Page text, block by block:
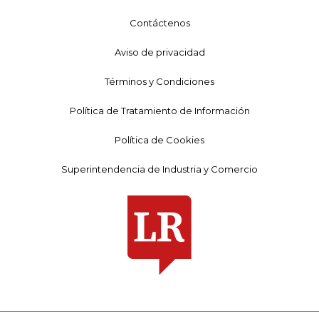
Contáctenos
Aviso de privacidad
Términos y Condiciones
Política de Tratamiento de Información
Política de Cookies
Superintendencia de Industria y Comercio